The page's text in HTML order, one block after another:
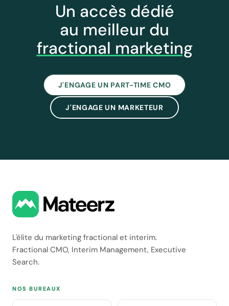
Un accès dédié
au meilleur du
fractional marketing
J'ENGAGE UN PART-TIME CMO
J'ENGAGE UN MARKETEUR
L'élite du marketing fractional et interim.
Fractional CMO, Interim Management, Executive
Search.
NOS BUREAUX